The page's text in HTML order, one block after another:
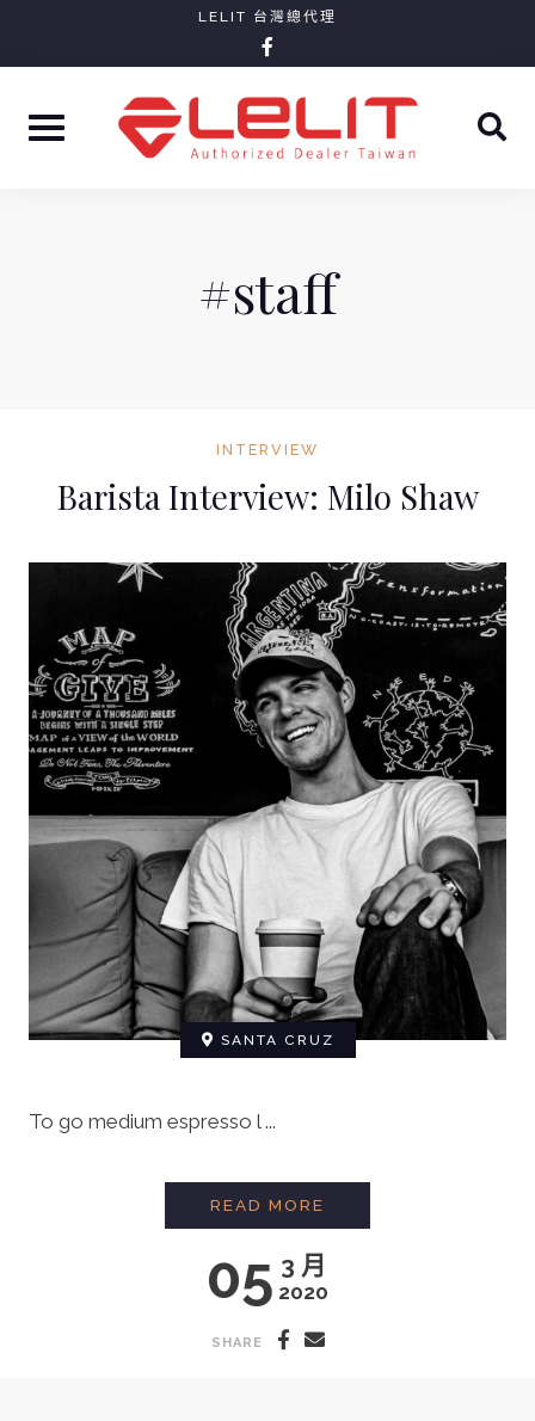
LELIT 台灣總代理
f
#staff
INTERVIEW
Barista Interview: Milo Shaw
SANTA CRUZ
To go medium espresso l ...
05 3 月
2020
READ MORE
SHARE